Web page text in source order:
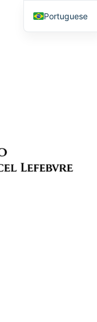
Portuguese